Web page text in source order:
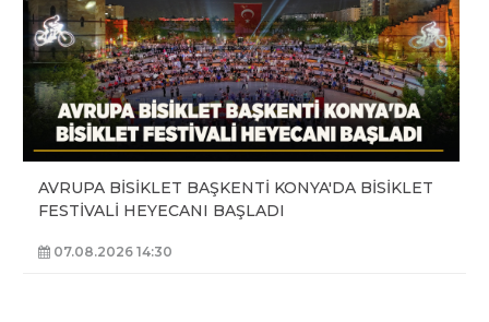
AVRUPA BİSİKLET BAŞKENTİ KONYA'DA BİSİKLET
FESTİVALİ HEYECANI BAŞLADI
07.08.2026 14:30